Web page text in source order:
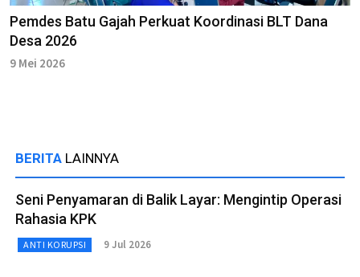
Pemdes Batu Gajah Perkuat Koordinasi BLT Dana
Desa 2026
9 Mei 2026
BERITA LAINNYA
Seni Penyamaran di Balik Layar: Mengintip Operasi
Rahasia KPK
ANTI KORUPSI 9 Jul 2026